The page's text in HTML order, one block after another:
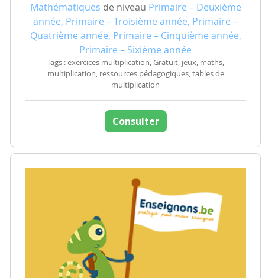
Mathématiques de niveau Primaire – Deuxième
année, Primaire – Troisième année, Primaire –
Quatrième année, Primaire – Cinquième année,
Primaire – Sixième année
Tags : exercices multiplication, Gratuit, jeux, maths,
multiplication, ressources pédagogiques, tables de
multiplication
Consulter